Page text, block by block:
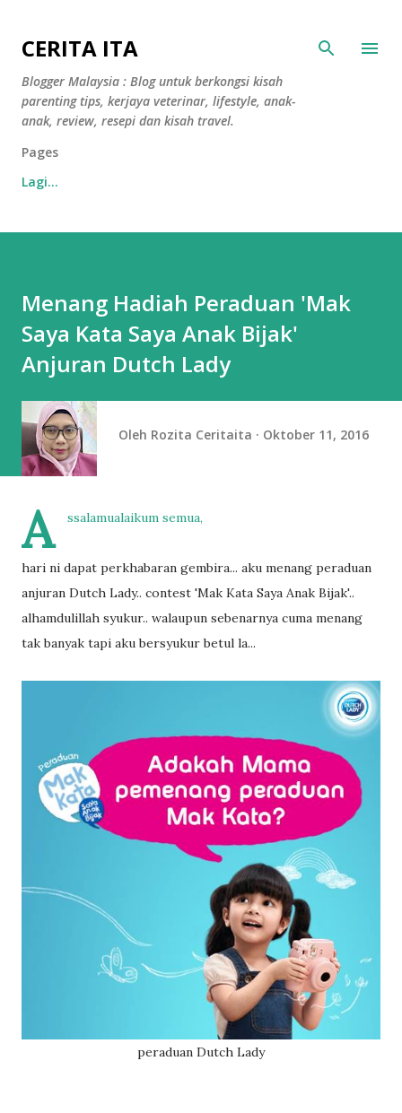
CERITA ITA
Blogger Malaysia : Blog untuk berkongsi kisah
parenting tips, kerjaya veterinar, lifestyle, anak-
anak, review, resepi dan kisah travel.
Pages
Lagi…
Menang Hadiah Peraduan 'Mak
Saya Kata Saya Anak Bijak'
Anjuran Dutch Lady
Oleh Rozita Ceritaita Oktober 11, 2016
A ssalamualaikum semua,
hari ni dapat perkhabaran gembira... aku menang peraduan
anjuran Dutch Lady.. contest 'Mak Kata Saya Anak Bijak'..
alhamdulillah syukur.. walaupun sebenarnya cuma menang
tak banyak tapi aku bersyukur betul la...
peraduan Dutch Lady